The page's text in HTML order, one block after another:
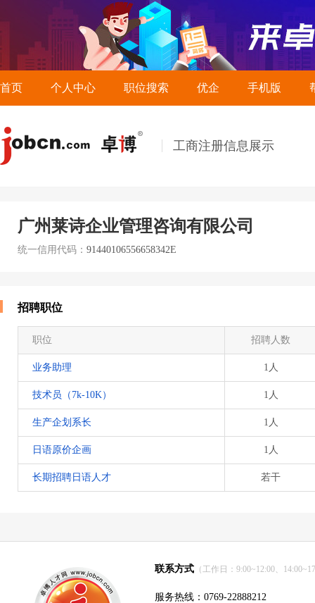
首页 个人中心 职位搜索 优企 手机版
工商注册信息展示
广州莱诗企业管理咨询有限公司
统一信用代码： 91440106556658342E
招聘职位
职位 招聘人数
业务助理 1人
技术员（7k-10K） 1人
生产企划系长 1人
日语原价企画 1人
长期招聘日语人才 若干
联系方式 （工作日：9:00~12:00、
服务热线：0769-22888212